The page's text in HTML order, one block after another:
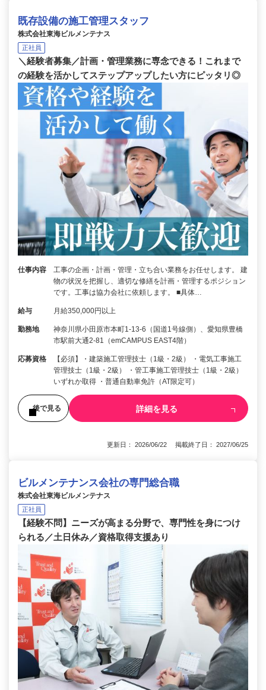
既存設備の施工管理スタッフ
株式会社東海ビルメンテナス
正社員
＼経験者募集／計画・管理業務に専念できる！これまで
の経験を活かしてステップアップしたい方にピッタリ◎
仕事内容
工事の企画・計画・管理・立ち合い業務をお任せします。 建
物の状況を把握し、適切な修繕を計画・管理するポジション
です。工事は協力会社に依頼します。 ■具体…
給与 月給350,000円以上
勤務地
神奈川県小田原市本町1-13-6（国道1号線側）、愛知県豊橋
市駅前大通2-81（emCAMPUS EAST4階）
応募資格
【必須】・建築施工管理技士（1級・2級） ・電気工事施工
管理技士（1級・2級） ・管工事施工管理技士（1級・2級）
いずれか取得 ・普通自動車免許（AT限定可）
後で見る 詳細を見る
更新日： 2026/06/22 掲載終了日： 2027/06/25
ビルメンテナンス会社の専門総合職
株式会社東海ビルメンテナス
正社員
【経験不問】ニーズが高まる分野で、専門性を身につけ
られる／土日休み／資格取得支援あり